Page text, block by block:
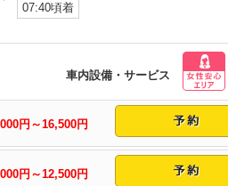
07:40頃着
車内設備・サービス
円～16,500円
円～12,500円